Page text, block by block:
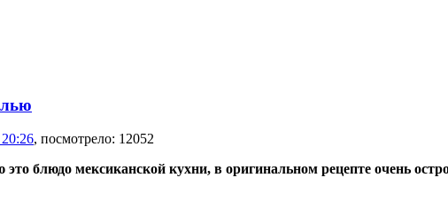
, посмотрело: 12052
блюдо мексиканской кухни, в оригинальном рецепте очень